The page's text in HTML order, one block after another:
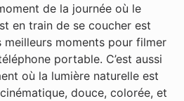
de la journée où le
en train de se coucher est
meilleurs moments pour filmer
portable. C’est aussi
où la lumière naturelle est
douce, colorée, et